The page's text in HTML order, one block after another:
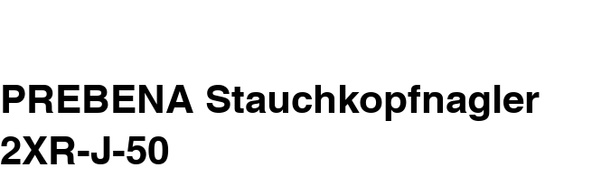
PREBENA Stauchkopfnagler
2XR-J-50